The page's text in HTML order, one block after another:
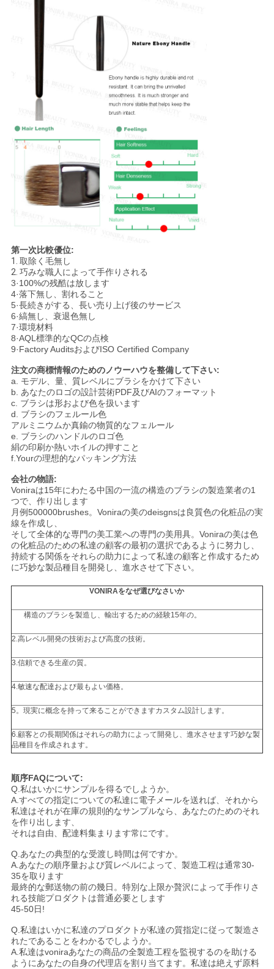
第一次比較優位:
1. 取除く毛無し
2. 巧みな職人によって手作りされる
3·100%の残酷は放します
4·落下無し、割れること
5·長続きがする、長い売り上げ後のサービス
6·縞無し、衰退色無し
7·環境材料
8·AQL標準的なQCの点検
9·Factory AuditsおよびISO Certified Company
注文の商標情報のためのノウーハウを整備して下さい:
a. モデル、量、質レベルにブラシをかけて下さい
b. あなたのロゴの設計芸術PDF及びAIのフォーマット
c. ブラシは形および色を扱います
d. ブラシのフェルール色
アルミニウムか真鍮の物質的なフェルール
e. ブラシのハンドルのロゴ色
絹の印刷か熱いホイルの押すこと
f.Yourの理想的なパッキング方法
会社の物語:
Voniraは15年にわたる中国の一流の構造のブラシの製造業者の1
つで、作り出します
月例500000brushes。Voniraの美のdeisgnsは良質色の化粧品の実
線を作成し、
そして全体的な専門の美工業への専門の美用具。Voniraの美は色
の化粧品のための私達の顧客の最初の選択であるように努力し、
持続する関係をそれらの助力によって私達の顧客と作成するため
に巧妙な製品種目を開発し、進水させて下さい。
VONIRAをなぜ選びなさいか
構造のブラシを製造し、輸出するための経験15年の。
2.高レベル開発の技術および高度の技術。
3.信頼できる生産の質。
4.敏速な配達および最もよい価格。
5。現実に概念を持って来ることができますカスタム設計します。
6.顧客との長期関係はそれらの助力によって開発し、進水させます巧妙な製
品種目を作成されます。
順序FAQについて:
Q.私はいかにサンプルを得るでしようか。
A.すべての指定についての私達に電子メールを送れば、それから
私達はそれが在庫の規則的なサンプルなら、あなたのためのそれ
を作り出します、
それは自由、配達料集まります常にです。
Q.あなたの典型的な受渡し時間は何ですか。
A.あなたの順序量および質レベルによって、製造工程は通常30-
35を取ります
最終的な郵送物の前の幾日。特別な上限か贅沢によって手作りさ
れる技能プロダクトは普通必要とします
45-50日!
Q.私達はいかに私達のプロダクトが私達の質指定に従って製造さ
れたであることをわかるでしようか。
A.私達はvoniraあなたの商品の全製造工程を監視するのを助ける
ようにあなたの自身の代理店を割り当てます。私達は絶えず原料